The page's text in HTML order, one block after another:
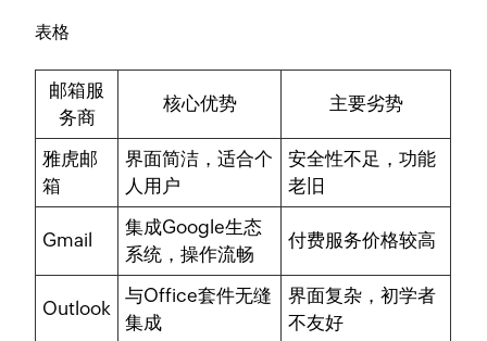
表格
邮箱服
务商
核心优势 主要劣势
雅虎邮
箱
界面简洁，适合个
人用户
安全性不足，功能
老旧
Gmail
集成Google生态
系统，操作流畅
付费服务价格较高
Outlook
与Office套件无缝
集成
界面复杂，初学者
不友好